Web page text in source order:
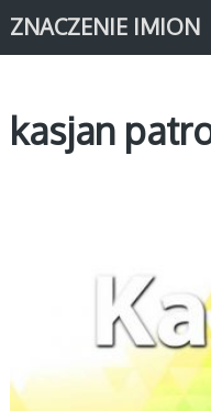
ZNACZENIE IMION
kasjan